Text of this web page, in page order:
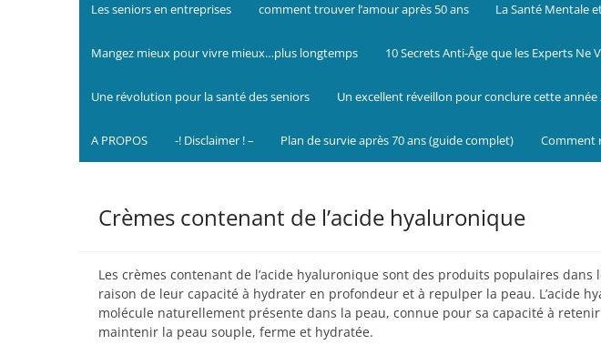
Les seniors en entreprises comment trouver l’amour après 50 ans La Santé Mentale
Mangez mieux pour vivre mieux…plus longtemps 10 Secrets Anti-Âge que les Experts Ne
Une révolution pour la santé des seniors Un excellent réveillon pour conclure cette année
A PROPOS -! Disclaimer ! – Plan de survie après 70 ans (guide complet) Comment
Crèmes contenant de l’acide hyaluronique
Les crèmes contenant de l’acide hyaluronique sont des produits populaires dans
raison de leur capacité à hydrater en profondeur et à repulper la peau. L’acide
molécule naturellement présente dans la peau, connue pour sa capacité à
maintenir la peau souple, ferme et hydratée.